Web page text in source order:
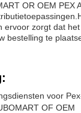
OR OEM
ervoor zorgt dat
bestelling te
voor
OF OEM